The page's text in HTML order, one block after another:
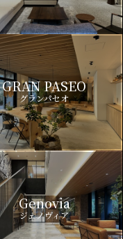
GRAN PASEO
グランパセオ
Genovia
ジェノヴィア